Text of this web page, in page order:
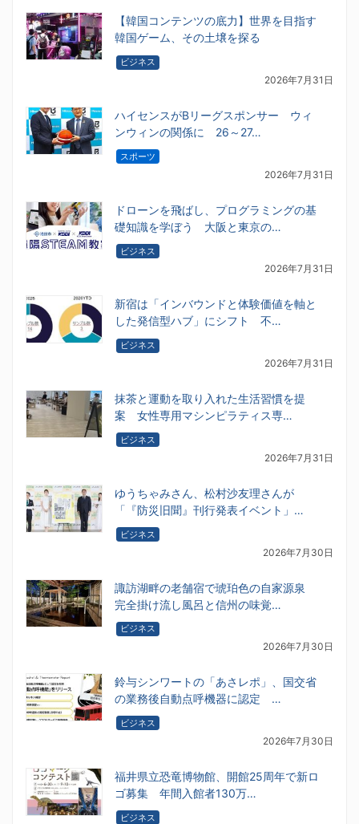
【韓国コンテンツの底力】世界を目指す
韓国ゲーム、その土壌を探る
ビジネス
2026年7月31日
ハイセンスがBリーグスポンサー ウィ
ンウィンの関係に 26～27…
スポーツ
2026年7月31日
ドローンを飛ばし、プログラミングの基
礎知識を学ぼう 大阪と東京の…
ビジネス
2026年7月31日
新宿は「インバウンドと体験価値を軸と
した発信型ハブ」にシフト 不…
ビジネス
2026年7月31日
抹茶と運動を取り入れた生活習慣を提
案 女性専用マシンピラティス専…
ビジネス
2026年7月31日
ゆうちゃみさん、松村沙友理さんが
「『防災旧聞』刊行発表イベント」…
ビジネス
2026年7月30日
諏訪湖畔の老舗宿で琥珀色の自家源泉
完全掛け流し風呂と信州の味覚…
ビジネス
2026年7月30日
鈴与シンワートの「あさレポ」、国交省
の業務後自動点呼機器に認定 …
ビジネス
2026年7月30日
福井県立恐竜博物館、開館25周年で新ロ
ゴ募集 年間入館者130万…
ビジネス